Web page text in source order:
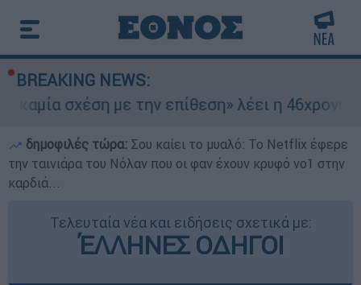
BREAKING NEWS:
με την επίθεση» λέει η 46χρονη - Τι
δημοφιλές τώρα: Σου καίει το μυαλό: Το Netflix έφερε
την ταινιάρα του Νόλαν που οι φαν έχουν κρυφό νο1 στην
καρδιά...
Τελευταία νέα και ειδήσεις σχετικά με:
ΈΛΛΗΝΕΣ ΟΔΗΓΟΙ